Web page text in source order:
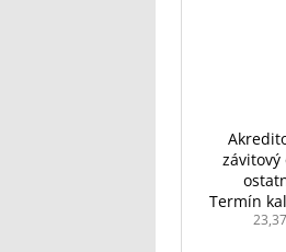
Termín